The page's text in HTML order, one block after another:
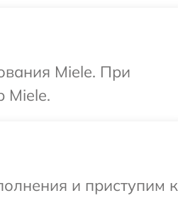
Miele. При
Miele.
и приступим к